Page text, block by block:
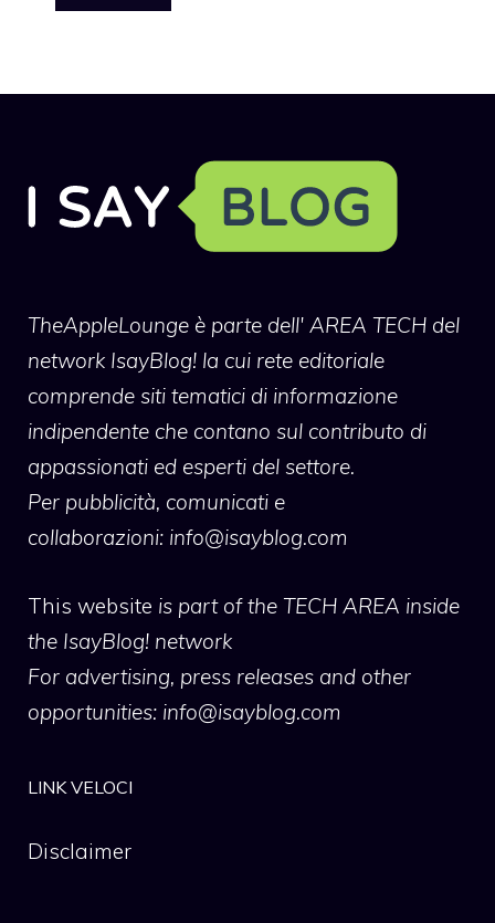
TheAppleLounge è parte dell' AREA TECH del
network IsayBlog! la cui rete editoriale
comprende siti tematici di informazione
indipendente che contano sul contributo di
appassionati ed esperti del settore.
Per pubblicità, comunicati e
collaborazioni: info@isayblog.com
This website is part of the TECH AREA inside
the IsayBlog! network
For advertising, press releases and other
opportunities: info@isayblog.com
LINK VELOCI
Disclaimer